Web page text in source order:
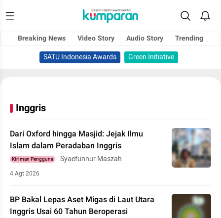
Breaking News Video Story Audio Story
Trending
SATU Indonesia Awards
Green Initiative
Inggris
Dari Oxford hingga Masjid: Jejak Ilmu
Islam dalam Peradaban Inggris
Kiriman Pengguna Syaefunnur Maszah
4 Agt 2026
BP Bakal Lepas Aset Migas di Laut Utara
Inggris Usai 60 Tahun Beroperasi